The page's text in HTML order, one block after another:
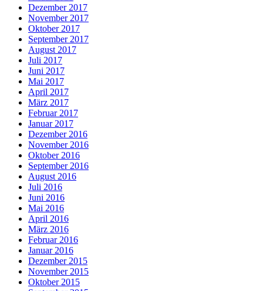
Dezember 2017
November 2017
Oktober 2017
September 2017
August 2017
Juli 2017
Juni 2017
Mai 2017
April 2017
März 2017
Februar 2017
Januar 2017
Dezember 2016
November 2016
Oktober 2016
September 2016
August 2016
Juli 2016
Juni 2016
Mai 2016
April 2016
März 2016
Februar 2016
Januar 2016
Dezember 2015
November 2015
Oktober 2015